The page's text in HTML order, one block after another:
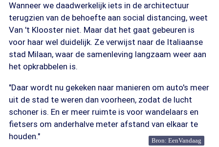
Wanneer we daadwerkelijk iets in de architectuur
terugzien van de behoefte aan social distancing, weet
Van 't Klooster niet. Maar dat het gaat gebeuren is
voor haar wel duidelijk. Ze verwijst naar de Italiaanse
stad Milaan, waar de samenleving langzaam weer aan
het opkrabbelen is.
"Daar wordt nu gekeken naar manieren om auto's meer
uit de stad te weren dan voorheen, zodat de lucht
schoner is. En er meer ruimte is voor wandelaars en
fietsers om anderhalve meter afstand van elkaar te
houden."
Bron: EenVandaag